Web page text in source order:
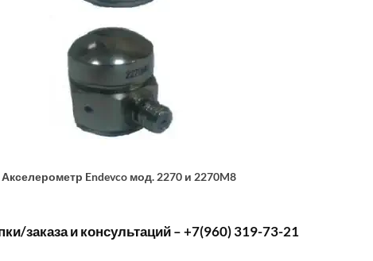
Акселерометр Endevco мод. 2270 и 2270M8
заказа и консультаций – +7(960) 319-73-21